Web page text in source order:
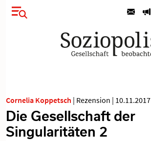
Cornelia Koppetsch | Rezension | 10.11.2017
Die Gesellschaft der
Singularitäten 2